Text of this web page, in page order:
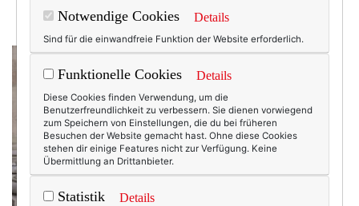
Notwendige Cookies Details
Sind für die einwandfreie Funktion der Website erforderlich.
Funktionelle Cookies Details
Diese Cookies finden Verwendung, um die
Benutzerfreundlichkeit zu verbessern. Sie dienen vorwiegend
zum Speichern von Einstellungen, die du bei früheren
Besuchen der Website gemacht hast. Ohne diese Cookies
stehen dir einige Features nicht zur Verfügung. Keine
Übermittlung an Drittanbieter.
Statistik Details